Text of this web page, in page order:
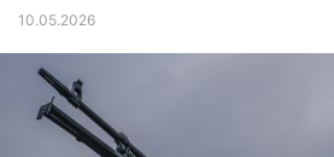
10.05.2026